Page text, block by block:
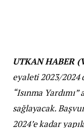
UTKAN HABER
eyaleti 2023/2024
“Isınma
sağlayacak.
2024’e kadar